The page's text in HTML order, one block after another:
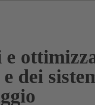
dei